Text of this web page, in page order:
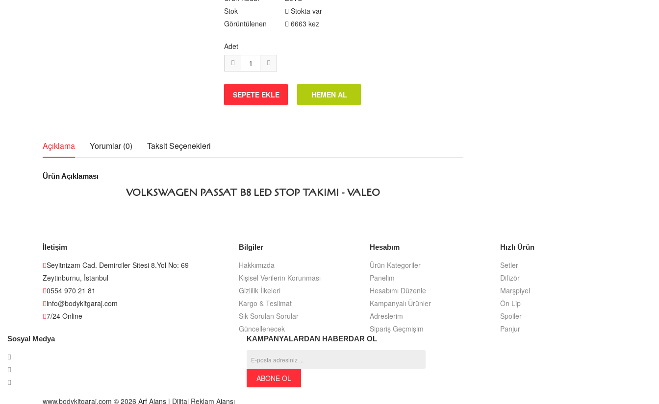
Stok
Stokta var
Görüntülenen
6663 kez
Adet
Açıklama Yorumlar (0) Taksit Seçenekleri
Ürün Açıklaması
VOLKSWAGEN PASSAT B8 LED STOP TAKIMI - VALEO
İletişim
Seyitnizam Cad. Demirciler Sitesi 8.Yol No: 69
Zeytinburnu, İstanbul
0554 970 21 81
info@bodykitgaraj.com
7/24 Online
Bilgiler
Hakkımızda
Kişisel Verilerin Korunması
Gizlilik İlkeleri
Kargo & Teslimat
Sık Sorulan Sorular
Güncellenecek
Hesabım
Ürün Kategoriler
Panelim
Hesabımı Düzenle
Kampanyalı Ürünler
Adreslerim
Sipariş Geçmişim
Hızlı Ürün
Setler
Difizör
Marşpiyel
Ön Lip
Spoiler
Panjur
Sosyal Medya KAMPANYALARDAN HABERDAR OL
ABONE OL
www.bodykitgaraj.com © 2026 Arf Ajans | Dijital Reklam Ajansı